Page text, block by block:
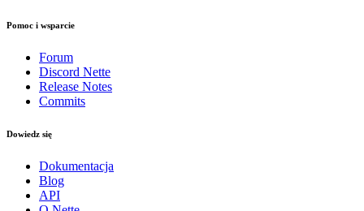
Pomoc i wsparcie
Forum
Discord Nette
Release Notes
Commits
Dowiedz się
Dokumentacja
Blog
API